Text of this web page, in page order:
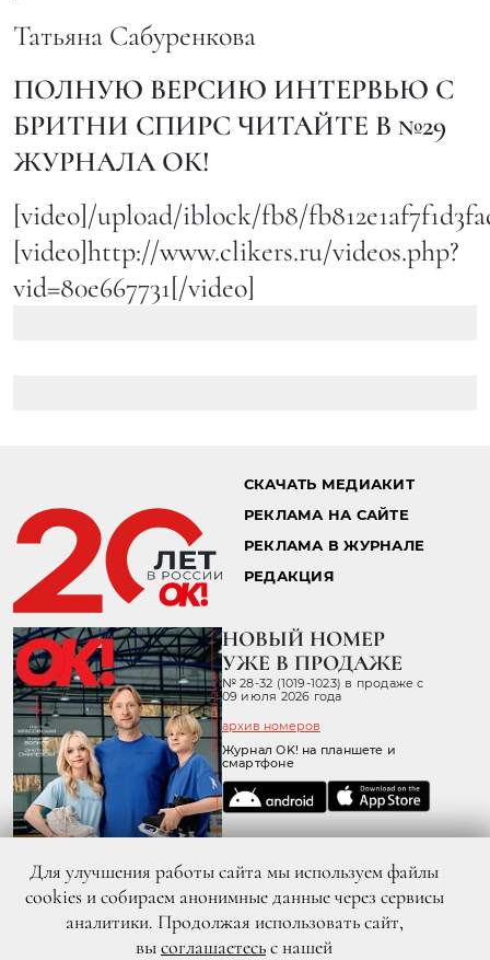
Татьяна Сабуренкова
ПОЛНУЮ ВЕРСИЮ ИНТЕРВЬЮ С
БРИТНИ СПИРС ЧИТАЙТЕ В №29
ЖУРНАЛА ОК!
[video]/upload/iblock/fb8/
[video]http://www.clikers.ru/videos.php?
vid=80e667731[/video]
СКАЧАТЬ МЕДИАКИТ
РЕКЛАМА НА САЙТЕ
РЕКЛАМА В ЖУРНАЛЕ
РЕДАКЦИЯ
НОВЫЙ НОМЕР
УЖЕ В ПРОДАЖЕ
№ 28-32 (1019-1023) в продаже с
09 июля 2026 года
архив номеров
Журнал OK! на планшете и
смартфоне
Для улучшения работы сайта мы используем файлы
cookies и собираем анонимные данные через сервисы
аналитики. Продолжая использовать сайт,
высоглашаетесьс нашей